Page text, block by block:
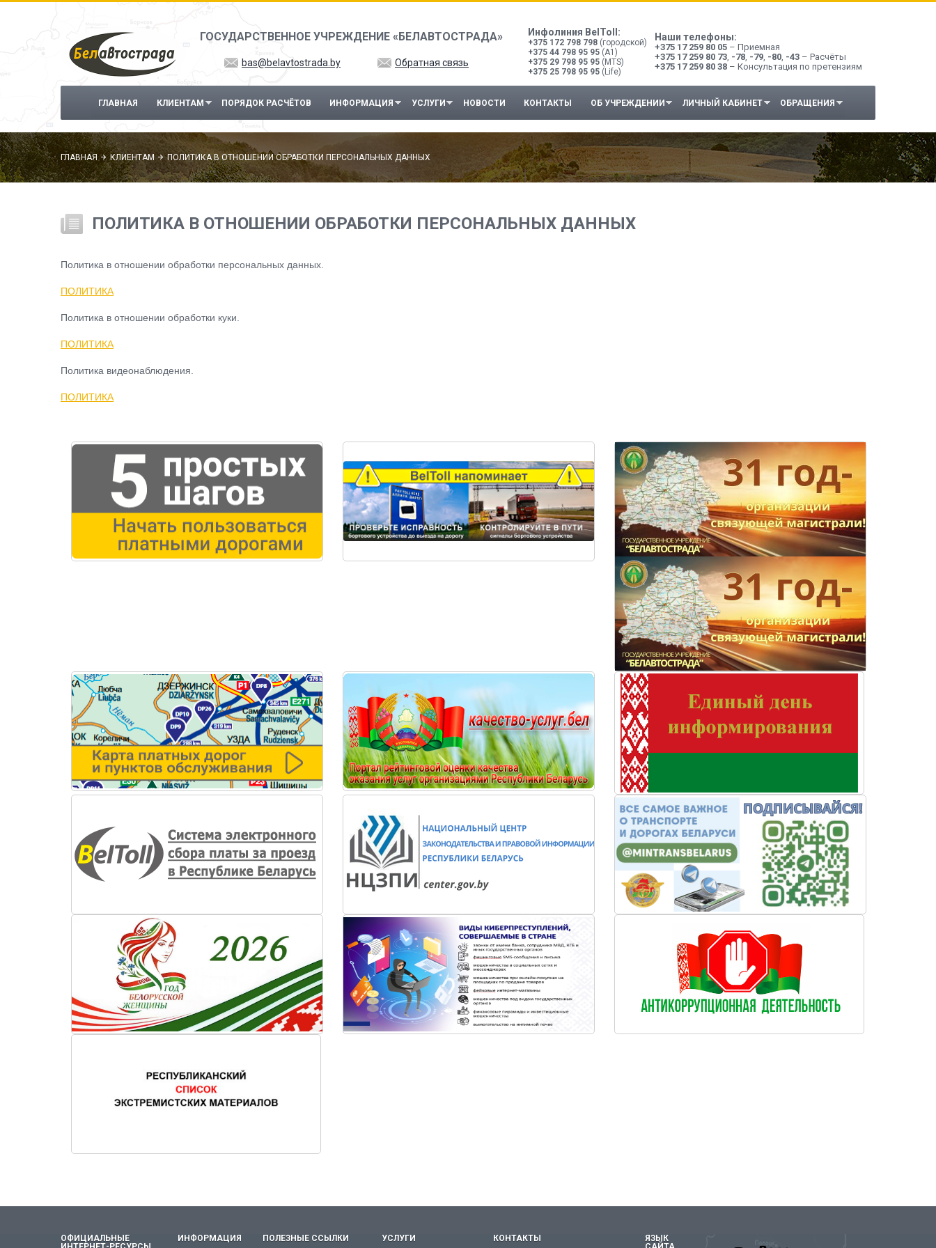
Перейти к основному содержанию
ГОСУДАРСТВЕННОЕ УЧРЕЖДЕНИЕ «БЕЛАВТОСТРАДА» Инфолиния BelToll:
+375 172 798 798 (городской)
+375 44 798 95 95 (A1)
+375 29 798 95 95 (MTS)
+375 25 798 95 95 (Life)
Наши телефоны:
+375 17 259 80 05 – Приемная
+375 17 259 80 73, -78, -79, -80, -43 – Расчёты
+375 17 259 80 38 – Консультация по претензиям
bas@belavtostrada.by Обратная связь
ГЛАВНАЯ КЛИЕНТАМ ПОРЯДОК РАСЧЁТОВ ИНФОРМАЦИЯ УСЛУГИ НОВОСТИ КОНТАКТЫ ОБ УЧРЕЖДЕНИИ ЛИЧНЫЙ КАБИНЕТ ОБРАЩЕНИЯ
ГЛАВНАЯ КЛИЕНТАМ ПОЛИТИКА В ОТНОШЕНИИ ОБРАБОТКИ ПЕРСОНАЛЬНЫХ ДАННЫХ
ПОЛИТИКА В ОТНОШЕНИИ ОБРАБОТКИ ПЕРСОНАЛЬНЫХ ДАННЫХ
Политика в отношении обработки персональных данных.
ПОЛИТИКА
Политика в отношении обработки куки.
ПОЛИТИКА
Политика видеонаблюдения.
ПОЛИТИКА
ОФИЦИАЛЬНЫЕ
ИНФОРМАЦИЯ ПОЛЕЗНЫЕ ССЫЛКИ УСЛУГИ КОНТАКТЫ
ЯЗЫК